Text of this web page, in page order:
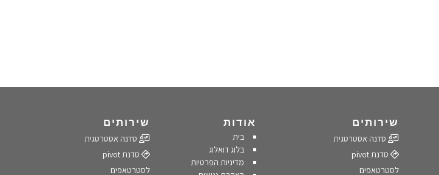
שירותים
סדנה אסטרטגית
סדנת pivot
לסטרטאפים
אודות
בית
בלוג דואלוג
מדיניות הפרטיות
שירותים
סדנה אסטרטגית
סדנת pivot
לסטרטאפים